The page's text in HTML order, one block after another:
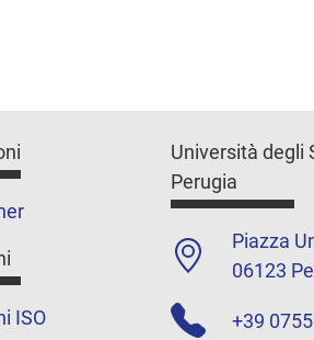
ISO
Università degli
Perugia
Piazza
06123
+39